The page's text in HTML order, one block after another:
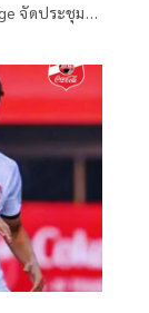
จัดประชุม
ไปฝึกทักษะ
ด้อยโอกาส